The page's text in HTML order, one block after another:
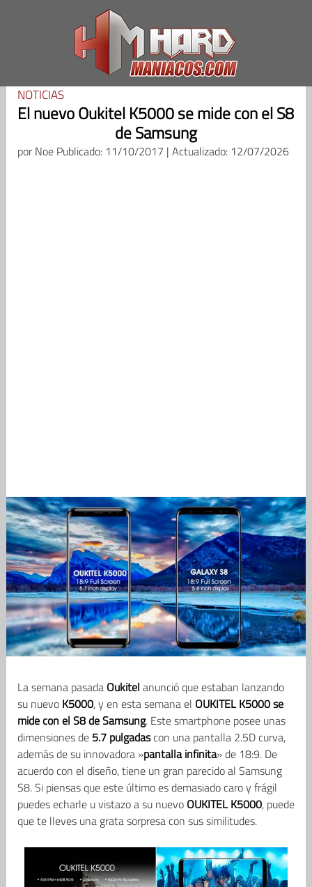
NOTICIAS
El nuevo Oukitel K5000 se mide con el S8
de Samsung
porNoe Publicado: 11/10/2017 | Actualizado: 12/07/2026
La semana pasadaOukitel anunció que estaban lanzando
su nuevo K5000, y en esta semana el OUKITEL K5000 se
mide con el S8 de Samsung. Este smartphone posee unas
dimensiones de5.7 pulgadascon una pantalla 2.5D curva,
además de su innovadora »pantalla infinita» de 18:9. De
acuerdo con el diseño, tiene un gran parecido al Samsung
S8. Si piensas que este último es demasiado caro y frágil
puedes echarle u vistazo a su nuevo OUKITEL K5000, puede
que te lleves una grata sorpresa con sus similitudes.